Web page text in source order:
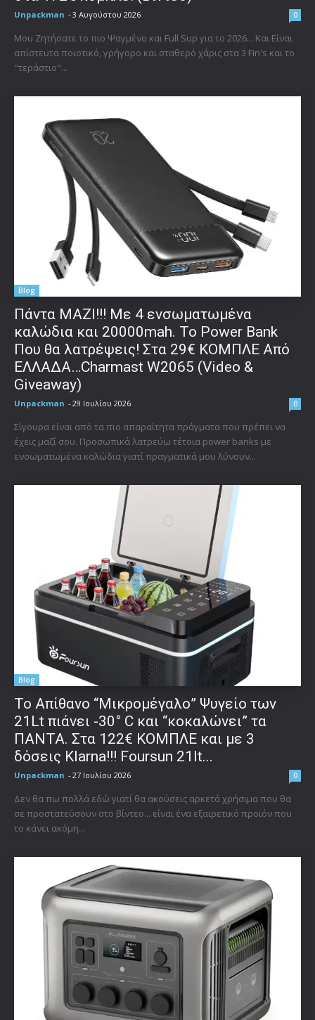
Unpackman - 3 Αυγούστου 2026 0
Μου Ζητήσατε το πιο Ψαγμένο και Full Sup για το 2026... Και Είναι
απίστευτα ποιοτικό, γρήγορο και σταθερό χάρις στα 3 Fin's και το
"τεράστιο"...
Blog
Πάντα ΜΑΖΙ!!! Με 4 ενσωματωμένα
καλώδια και 20000mah. Το Power Bank
Που θα λατρέψεις! Στα 29€ ΚΟΜΠΛΕ Από
ΕΛΛΑΔΑ…Charmast W2065 (Video &
Giveaway)
Unpackman - 29 Ιουλίου 2026 0
Σίγουρα είναι από τα πιο απαραίτητα πράγματα που πρέπει να
έχεις μαζί σου. Προσωπικά λατρεύω τέτοια power banks με
ενσωματωμένα καλώδια γιατί πραγματικά μου λύνουν...
Blog
Το Απίθανο “Μικρομέγαλο” Ψυγείο των
21Lt πιάνει -30° C και “κοκαλώνει” τα
ΠΑΝΤΑ. Στα 122€ ΚΟΜΠΛΕ και με 3
δόσεις Klarna!!! Foursun 21lt...
Unpackman - 27 Ιουλίου 2026 0
Δεν θα πω πολλά εδώ γιατί θα ακούσεις αρκετά χρήσιμα που θα
σε προστατεύσουν στο βίντεο... είναι ένα εξαιρετικό προϊόν που
το κάνει ακόμη...